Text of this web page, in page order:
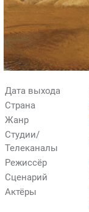
Дата выхода
Страна
Жанр
Студии/
Телеканалы
Режиссёр
Сценарий
Актёры